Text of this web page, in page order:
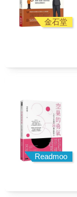
金石堂
Readmoo